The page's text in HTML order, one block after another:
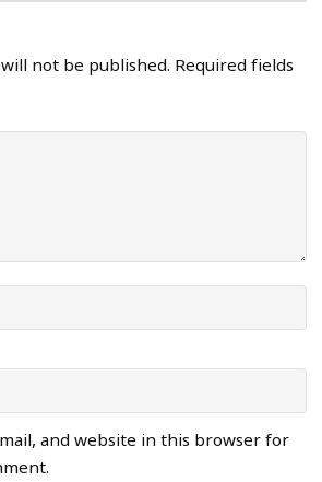
not be published. Required fields
and website in this browser for